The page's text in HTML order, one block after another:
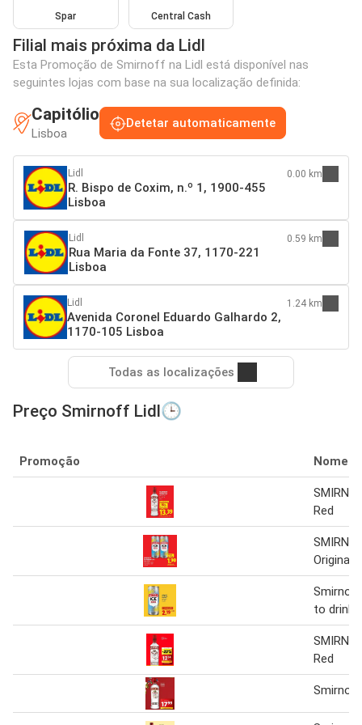
Spar Central Cash
Filial mais próxima da Lidl
Esta Promoção de Smirnoff na Lidl está disponível nas
seguintes lojas com base na sua localização definida:
Capitólio
Lisboa
Detetar automaticamente
Lidl
R. Bispo de Coxim, n.º 1, 1900-455
Lisboa
0.00 km
Lidl
Rua Maria da Fonte 37, 1170-221
Lisboa
0.59 km
Lidl
Avenida Coronel Eduardo Galhardo 2,
1170-105 Lisboa
1.24 km
Todas as localizações
Preço Smirnoff Lidl🕒
Promoção Nome
Red
Original
to drink
Red